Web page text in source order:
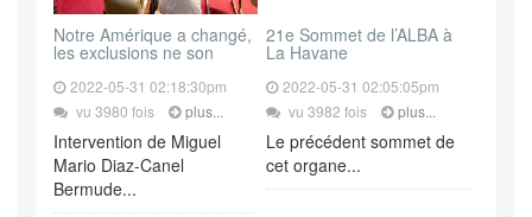
Notre Amérique a changé,
les exclusions ne son
2022-05-31 02:18:30pm
vu 3980 fois
plus...
Intervention de Miguel
Mario Diaz-Canel
Bermude...
21e Sommet de l’ALBA à
La Havane
2022-05-31 02:05:05pm
vu 3982 fois
plus...
Le précédent sommet de
cet organe...